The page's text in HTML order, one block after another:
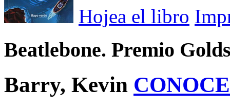
Hojea el libro
Beatlebone. Premio
Barry, Kevin